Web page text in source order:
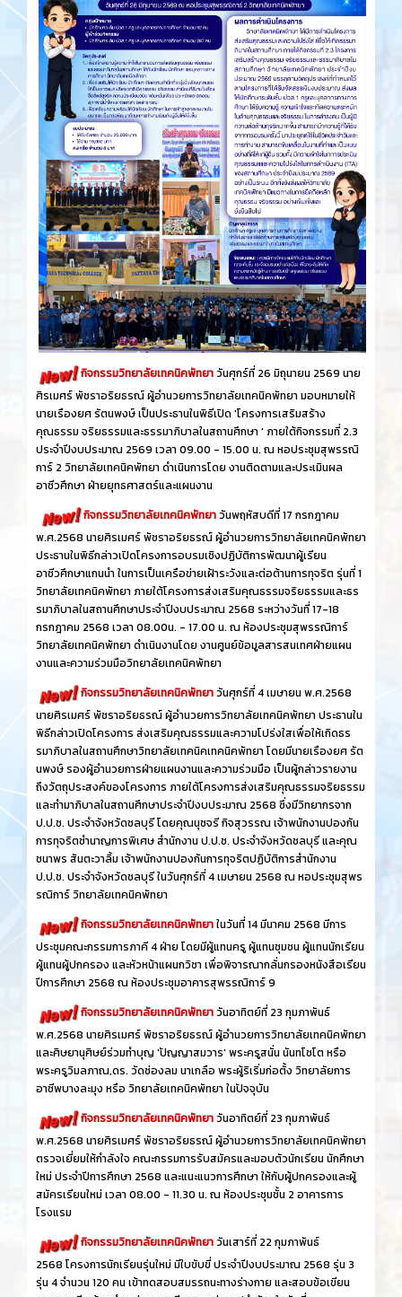
กิจกรรมวิทยาลัยเทคนิคพัทยาวันศุกร์​ที่ 26 ​มิถุนายน​ 2569 นาย
ศิรเมศร์ พัชราอริยธรณ์ ผู้อำนวยการวิทยาลัยเทคนิคพัทยา มอบหมายให้
นายเรืองยศ รัตนพงษ์ เป็นประธานในพิธีเปิด 'โครงการเสริมสร้าง
คุณธรรม จริยธรรมและธรรมาภิบาลในสถานศึกษา ' ภายใต้กิจกรรมที่ 2.3
ประจำปีงบประมาณ 2569 เวลา 09.00 - 15.00 น. ณ หอประชุมสุพรรณิ
การ์ 2 วิทยาลัยเทคนิคพัทยา ดำเนินการโดย งานติดตามและประเมินผล
อาชีวศึกษา ฝ่ายยุทธศาสตร์และแผนงาน
กิจกรรมวิทยาลัยเทคนิคพัทยาวันพฤหัสบดีที่ 17 กรกฎาคม
พ.ศ.2568 นายศิรเมศร์ พัชราอริยธรณ์ ผู้อำนวยการวิทยาลัยเทคนิคพัทยา
ประธานในพิธีกล่าวเปิดโครงการอบรมเชิงปฏิบัติการพัฒนาผู้เรียน
อาชีวศึกษาแกนนำ ในการเป็นเครือข่ายเฝ้าระวังและต่อต้านการทุจริต รุ่นที่ 1
วิทยาลัยเทคนิคพัทยา ภายใต้โครงการส่งเสริมคุณธรรมจริยธรรมและธร
รมาภิบาลในสถานศึกษาประจำปีงบประมาณ 2568 ระหว่างวันที่ 17-18
กรกฎาคม 2568 เวลา 08.00น. - 17.00 น. ณ ห้องประชุมสุพรรณิการ์
วิทยาลัยเทคนิคพัทยา ดำเนินงานโดย งานศูนย์ข้อมูลสารสนเทศฝ่ายแผน
งานและความร่วมมือวิทยาลัยเทคนิคพัทยา
กิจกรรมวิทยาลัยเทคนิคพัทยาวันศุกร์ที่ 4 เมษายน พ.ศ.2568
นายศิรเมศร์ พัชราอริยธรณ์ ผู้อำนวยการวิทยาลัยเทคนิคพัทยา ประธานใน
พิธีกล่าวเปิดโครงการ ส่งเสริมคุณธรรมและความโปร่งใสเพื่อให้เกิดธร
รมาภิบาลในสถานศึกษาวิทยาลัยเทคนิคเทคนิคพัทยา โดยมีนายเรืองยศ รัต
นพงษ์ รองผู้อำนวยการฝ่ายแผนงานและความร่วมมือ เป็นผู้กล่าวรายงาน
ถึงวัตถุประสงค์ของโครงการ ภายใต้โครงการส่งเสริมคุณธรรมจริยธรรม
และทำมาภิบาลในสถานศึกษาประจำปีงบประมาณ 2568 ซึ่งมีวิทยากรจาก
ป.ป.ช. ประจำจังหวัดชลบุรี โดยคุณนุชจรี กิจสุวรรณ เจ้าพนักงานปองกัน
การทุจริตชำนาญการพิเศษ สำนักงาน ป.ป.ช. ประจำจังหวัดชลบุรี และคุณ
ชนาพร สันตะวาลิ้ม เจ้าพนักงานปองกันการทุจริตปฏิบัติการสำนักงาน
ป.ป.ช. ประจำจังหวัดชลบุรี ในวันศุกร์ที่ 4 เมษายน 2568 ณ หอประชุมสุพร
รณิการ์ วิทยาลัยเทคนิคพัทยา
กิจกรรมวิทยาลัยเทคนิคพัทยาในวันที่ 14 มีนาคม 2568 มีการ
ประชุมคณะกรรมการภาคี 4 ฝ่าย โดยมีผู้แทนครู ผู้แทนชุมชน ผู้แทนนักเรียน
ผู้แทนผู้ปกครอง และหัวหน้าแผนกวิชา เพื่อพิจารณากลั่นกรองหนังสือเรียน
ปีการศึกษา 2568 ณ ห้องประชุมอาคารสุพรรณิการ์ 9
กิจกรรมวิทยาลัยเทคนิคพัทยาวันอาทิตย์ที่ 23 กุมภาพันธ์
พ.ศ.2568 นายศิรเมศร์ พัชราอริยธรณ์ ผู้อำนวยการวิทยาลัยเทคนิคพัทยา
และศิษยานุศิษย์ร่วมทำบุญ 'ปัญญาสมวาร' พระครูสนั่น นันทโชโต หรือ
พระครูวิมลภาณ,ดร. วัดช่องลม นาเกลือ พระผู้ริเริ่มก่อตั้ง วิทยาลัยการ
อาชีพบางละมุง หรือ วิทยาลัยเทคนิคพัทยา ในปัจจุบัน
กิจกรรมวิทยาลัยเทคนิคพัทยาวันอาทิตย์ที่ 23 กุมภาพันธ์
พ.ศ.2568 นายศิรเมศร์ พัชราอริยธรณ์ ผู้อำนวยการวิทยาลัยเทคนิคพัทยา
ตรวจเยี่ยมให้กำลังใจ คณะกรรมการรับสมัครและมอบตัวนักเรียน นักศึกษา
ใหม่ ประจำปีการศึกษา 2568 และแนะแนวการศึกษา ให้กับผู้ปกครองและผู้
สมัครเรียนใหม่ เวลา 08.00 - 11.30 น. ณ ห้องประชุมชั้น 2 อาคารการ
โรงแรม
กิจกรรมวิทยาลัยเทคนิคพัทยาวันเสาร์ที่ 22 กุมภาพันธ์
2568 โครงการนักเรียนรุ่นใหม่ มีใบขับขี่ ประจำปีงบประมาณ 2568 รุ่น 3
รุ่น 4 จำนวน 120 คน เข้าทดสอบสมรรถนะทางร่างกาย และสอบข้อเขียน